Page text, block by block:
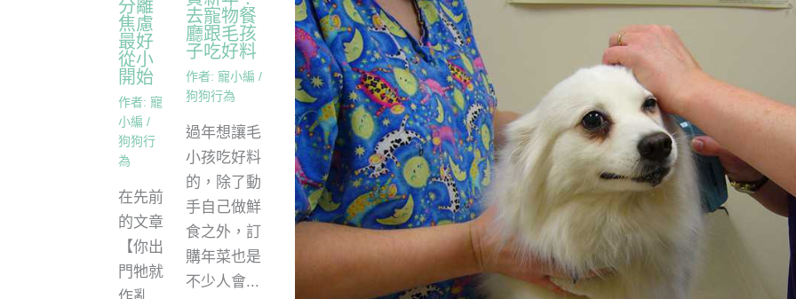
分離
焦慮
最好
從小
開始
作者:寵
小編/
狗狗行
為
在先前
的文章
【你出
門牠就
去寵物餐
廳跟毛孩
子吃好料
作者:寵小編/
狗狗行為
過年想讓毛
小孩吃好料
的，除了動
手自己做鮮
食之外，訂
購年菜也是
不少人會...